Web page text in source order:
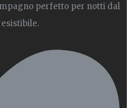
perfetto per notti dal